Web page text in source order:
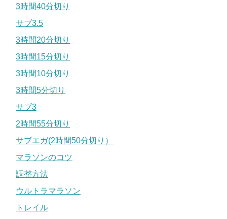
3時間40分切り
サブ3.5
3時間20分切り
3時間15分切り
3時間10分切り
3時間5分切り
サブ3
2時間55分切り
サブエガ(2時間50分切り）
マラソンのコツ
調整方法
ウルトラマラソン
トレイル